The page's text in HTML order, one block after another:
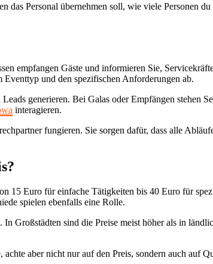
Personal übernehmen soll, wie viele Personen
empfangen Gäste und informieren Sie,
und den spezifischen Anforderungen ab.
generieren. Bei Galas oder Empfängen stehen
interagieren.
fungieren. Sie sorgen dafür, dass alle
15 Euro für einfache Tätigkeiten bis 40 Euro für
spielen ebenfalls eine Rolle.
Großstädten sind die Preise meist höher als in
aber nicht nur auf den Preis, sondern auch auf